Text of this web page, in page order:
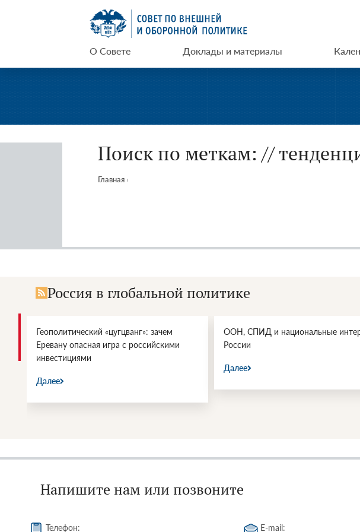
СВОП
О Совете Доклады и материалы
Поиск по меткам: //
Главная ›
Россия в глобальной политике
Геополитический «цугцванг»: зачем
Еревану опасная игра с российскими
инвестициями
Далее
ООН, СПИД и национальные
России
Далее
Напишите нам или позвоните
Телефон: E-mail: